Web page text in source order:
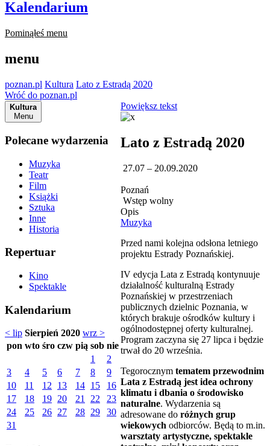
Kalendarium
Pominąłeś menu
menu
poznan.pl Kultura Lato z Estradą 2020
Wróć do poznan.pl
Kultura
Menu
Polecane wydarzenia
Muzyka
Teatr
Film
Książki
Sztuka
Inne
Historia
Repertuar
Kino
Spektakle
Kalendarium
< lip Sierpień 2020 wrz >
pon wto śro czw pią sob nie
1
2
3
4 5 6 7 8
9
10
11 12 13 14 15
16
17
18 19 20 21 22
23
24
25 26 27 28 29
30
31
Powiększ tekst
Lato z Estradą 2020
27.07 – 20.09.2020
Poznań
Wstęp wolny
Opis
Muzyka
Przed nami kolejna odsłona letniego
projektu Estrady Poznańskiej.
IV edycja Lata z Estradą kontynuuje
działalność kulturalną Estrady
Poznańskiej w przestrzeniach
publicznych dzielnic Poznania, w
których brakuje ośrodków kultury i
ogólnodostępnej oferty kulturalnej.
Program zaczyna się 27 lipca i będzie
trwał do 20 września.
Tegorocznym tematem przewodnim
Lata z Estradą jest idea ochrony
klimatu i dbania o środowisko
naturalne. Wydarzenia są
adresowane do różnych grup
wiekowych odbiorców. Będą to m.in.
warsztaty artystyczne, spektakle